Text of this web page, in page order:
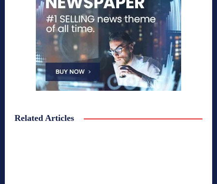
Related Articles